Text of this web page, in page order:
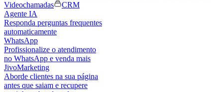
Videochamadas
CRM
Agente IA
Responda perguntas frequentes
automaticamente
WhatsApp
Profissionalize o atendimento
no WhatsApp e venda mais
JivoMarketing
Aborde clientes na sua página
antes que saiam e recupere